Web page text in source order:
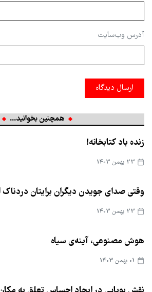
آدرس وب‌سایت
ارسال دیدگاه
همچنین بخوانید...
زنده باد کتابخانه!
وقتی صدای جویدن دیگران برایتان
هوش مصنوعی، آینه‌ی سیاه